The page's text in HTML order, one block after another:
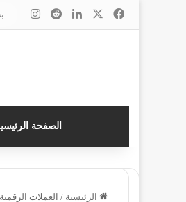
فيسبوك لينكدإن
‏Reddit
الصفحة
الرئيسية / العملات الرقمية